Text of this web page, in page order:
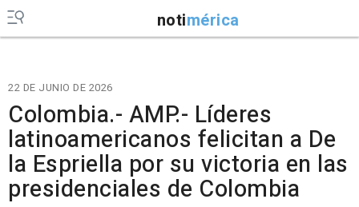
notimérica
22 DE JUNIO DE 2026
Colombia.- AMP.- Líderes
latinoamericanos felicitan a De
la Espriella por su victoria en las
presidenciales de Colombia